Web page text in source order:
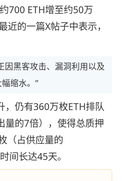
700 ETH增至约50万
近的一篇X帖子中表示，
因黑客攻击、漏洞利用以及
缩水。”
，仍有360万枚ETH排队
量的7倍），使得总质押
（占供应量的
间长达45天。